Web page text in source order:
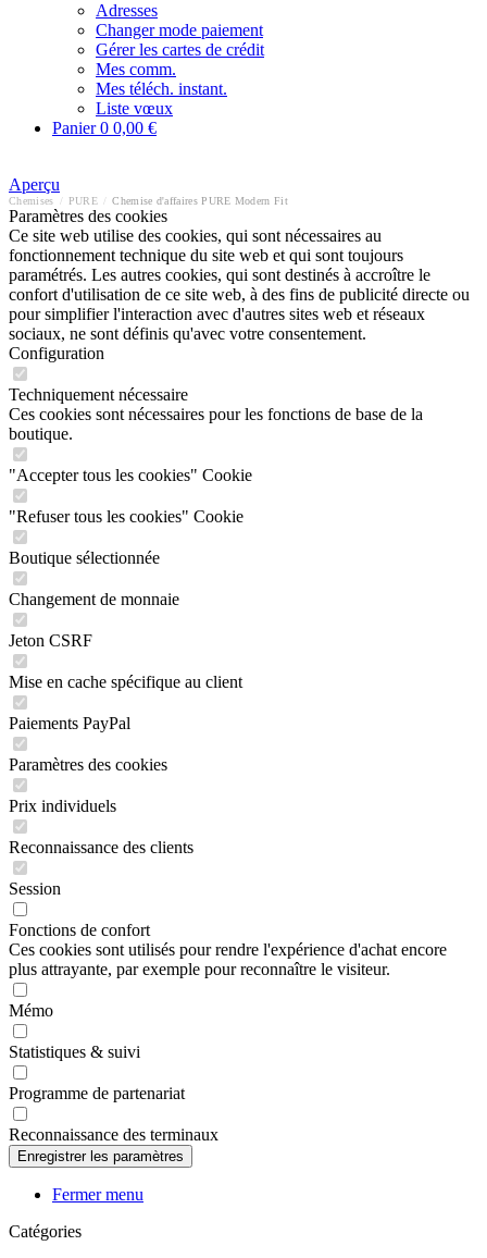
Adresses
Changer mode paiement
Gérer les cartes de crédit
Mes comm.
Mes téléch. instant.
Liste vœux
Panier0 0,00 €
Aperçu
Chemises PURE Chemise d'affaires PURE Modern Fit
Paramètres des cookies
Ce site web utilise des cookies, qui sont nécessaires au
fonctionnement technique du site web et qui sont toujours
paramétrés. Les autres cookies, qui sont destinés à accroître le
confort d'utilisation de ce site web, à des fins de publicité directe ou
pour simplifier l'interaction avec d'autres sites web et réseaux
sociaux, ne sont définis qu'avec votre consentement.
Configuration
Techniquement nécessaire
Ces cookies sont nécessaires pour les fonctions de base de la
boutique.
"Accepter tous les cookies" Cookie
"Refuser tous les cookies" Cookie
Boutique sélectionnée
Changement de monnaie
Jeton CSRF
Mise en cache spécifique au client
Paiements PayPal
Paramètres des cookies
Prix individuels
Reconnaissance des clients
Session
Fonctions de confort
Ces cookies sont utilisés pour rendre l'expérience d'achat encore
plus attrayante, par exemple pour reconnaître le visiteur.
Mémo
Statistiques & suivi
Programme de partenariat
Reconnaissance des terminaux
Fermer menu
Catégories